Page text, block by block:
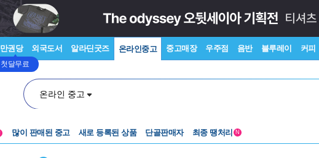
만권당
첫달무료
외국도서 알라딘굿즈 온라인중고 중고매장 우주점 음반 블루레이 커피
온라인 중고
많이 판매된 중고 새로 등록된 상품 단골판매자 최종 땡처리 N